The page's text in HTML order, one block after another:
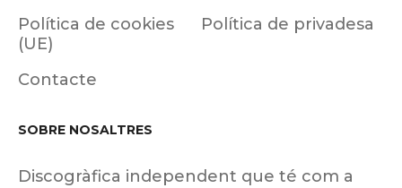
Política de cookies
(UE)
Política de privadesa
Contacte
SOBRE NOSALTRES
Discogràfica independent que té com a